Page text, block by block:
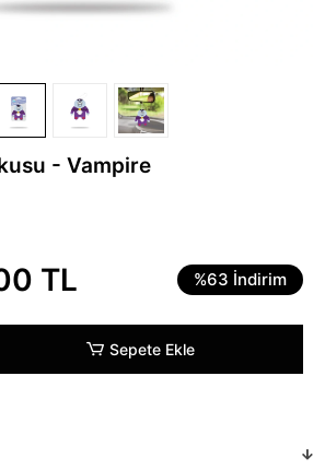
- Vampire
TL %63 İndirim
Sepete Ekle